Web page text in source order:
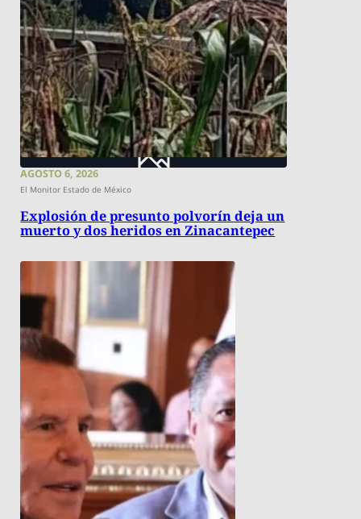
AGOSTO 6, 2026
El Monitor Estado de México
Explosión de presunto polvorín deja un
muerto y dos heridos en Zinacantepec